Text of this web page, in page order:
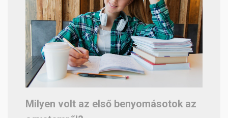
Milyen volt az első benyomásotok az